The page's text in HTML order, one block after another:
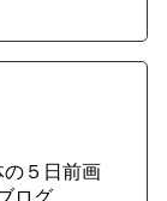
５日前画
ログ